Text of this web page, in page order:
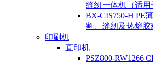
缝纫一体机（适用
BX-CIS750-H PE
割、缝纫及热熔胶
印刷机
直印机
PSZ800-RW1266